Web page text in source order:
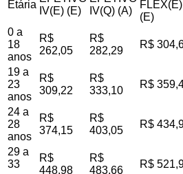
Etária
IV(E) (E)
IV(Q) (A)
FLEX(E)
(E)
0 a
18
anos
R$
262,05
R$
282,29
R$
19 a
23
anos
R$
309,22
R$
333,10
R$
24 a
28
anos
R$
374,15
R$
403,05
R$
29 a
33
R$
448,98
R$
483,66
R$